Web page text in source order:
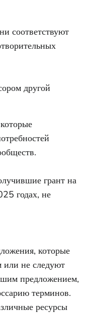
соответствуют
другой
грант на
годах, не
которые
или не следуют
предложением,
терминов.
ресурсы